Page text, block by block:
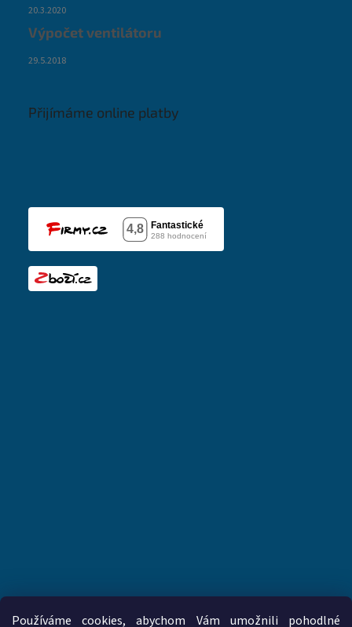
Používáme cookies, abychom Vám umožnili pohodlné
20.3.2020
Výpočet ventilátoru
29.5.2018
Přijímáme online platby